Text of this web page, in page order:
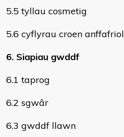
5.5 tyllau cosmetig
5.6 cyflyrau croen anffafriol
6. Siapiau gwddf
6.1 taprog
6.2 sgwâr
6.3 gwddf llawn